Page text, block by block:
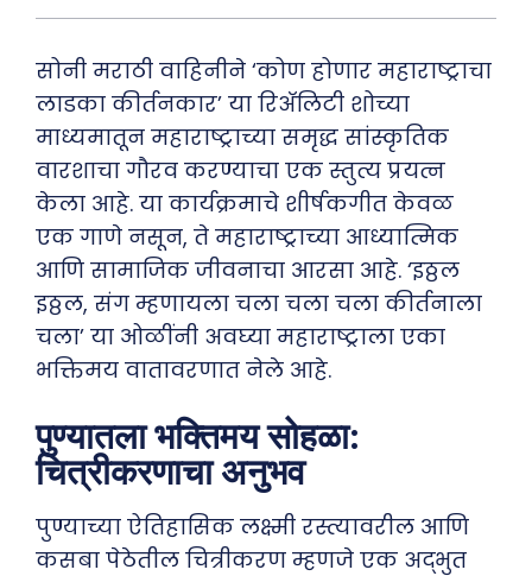
सोनी मराठी वाहिनीने ‘कोण होणार महाराष्ट्राचा
लाडका कीर्तनकार’ या रिअ‍ॅलिटी शोच्या
माध्यमातून महाराष्ट्राच्या समृद्ध सांस्कृतिक
वारशाचा गौरव करण्याचा एक स्तुत्य प्रयत्न
केला आहे. या कार्यक्रमाचे शीर्षकगीत केवळ
एक गाणे नसून, ते महाराष्ट्राच्या आध्यात्मिक
आणि सामाजिक जीवनाचा आरसा आहे. ‘इठ्ठल
इठ्ठल, संग म्हणायला चला चला चला कीर्तनाला
चला’ या ओळींनी अवघ्या महाराष्ट्राला एका
भक्तिमय वातावरणात नेले आहे.
पुण्यातला भक्तिमय सोहळा:
चित्रीकरणाचा अनुभव
पुण्याच्या ऐतिहासिक लक्ष्मी रस्त्यावरील आणि
कसबा पेठेतील चित्रीकरण म्हणजे एक अद्भुत